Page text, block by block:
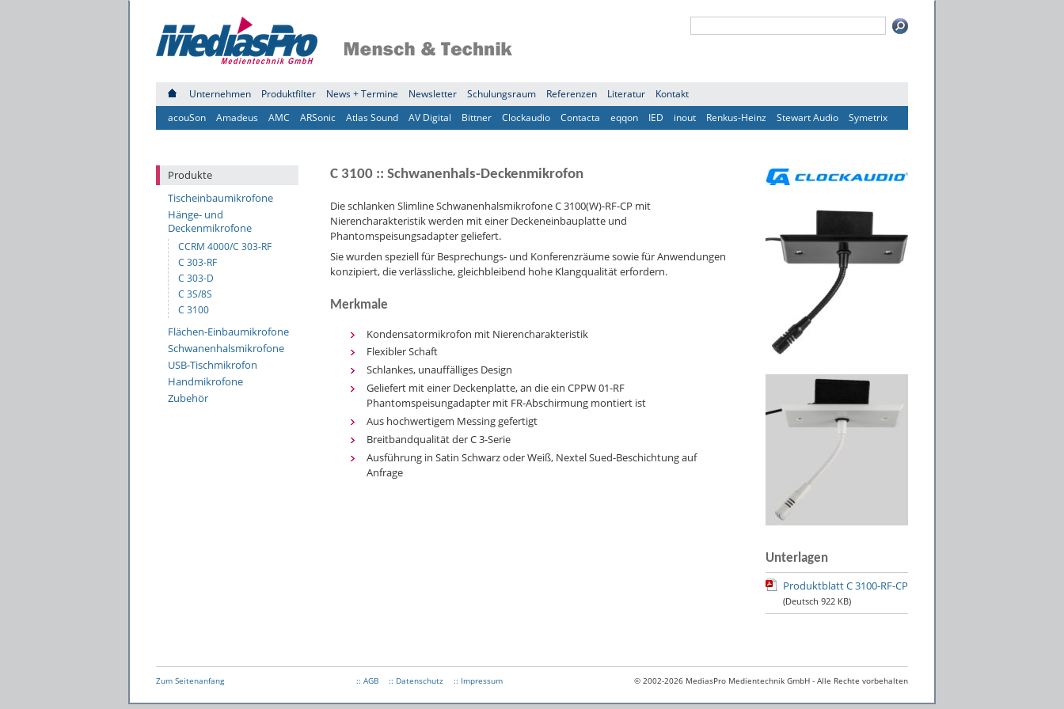
Unternehmen Produktfilter News + Termine Newsletter Schulungsraum Referenzen Literatur
Kontakt
acouSon
Amadeus AMC ARSonic Atlas Sound AV Digital Bittner Clockaudio Contacta eqqon IED inout Renkus-Heinz Stewart Audio Symetrix
Produkte
Tischeinbaumikrofone
Hänge- und
Deckenmikrofone
CCRM 4000/C 303-RF
C 303-RF
C 303-D
C 3S/8S
C 3100
Flächen-Einbaumikrofone
Schwanenhalsmikrofone
USB-Tischmikrofon
Handmikrofone
Zubehör
C 3100 :: Schwanenhals-Deckenmikrofon
Die schlanken Slimline Schwanenhalsmikrofone C 3100(W)-RF-CP mit
Nierencharakteristik werden mit einer Deckeneinbauplatte und
Phantomspeisungsadapter geliefert.
Sie wurden speziell für Besprechungs- und Konferenzräume sowie für Anwendungen
konzipiert, die verlässliche, gleichbleibend hohe Klangqualität erfordern.
Merkmale
Kondensatormikrofon mit Nierencharakteristik
Flexibler Schaft
Schlankes, unauffälliges Design
Geliefert mit einer Deckenplatte, an die ein CPPW 01-RF
Phantomspeisungadapter mit FR-Abschirmung montiert ist
Aus hochwertigem Messing gefertigt
Breitbandqualität der C 3-Serie
Ausführung in Satin Schwarz oder Weiß, Nextel Sued-Beschichtung auf
Anfrage
Unterlagen
Produktblatt C 3100-RF-CP
(Deutsch 922 KB)
Zum Seitenanfang © 2002-2026 MediasPro Medientechnik GmbH - Alle Rechte vorbehalten
:: AGB :: Datenschutz :: Impressum